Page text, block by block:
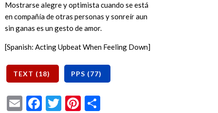
Mostrarse alegre y optimista cuando se está
en compañía de otras personas y sonreír aun
sin ganas es un gesto de amor.
[Spanish: Acting Upbeat When Feeling Down]
EmailFacebook
TwitterPinterest